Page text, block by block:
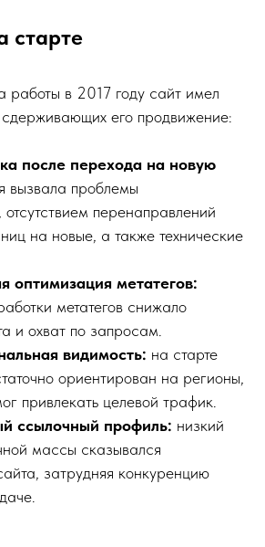
старте
работы в 2017 году сайт имел
его продвижение:
после перехода на новую
вызвала проблемы
перенаправлений
на новые, а также технические
оптимизация метатегов:
метатегов снижало
и охват по запросам.
видимость: на старте
ориентирован на регионы,
привлекать целевой трафик.
ссылочный профиль: низкий
массы сказывался
затрудняя конкуренцию